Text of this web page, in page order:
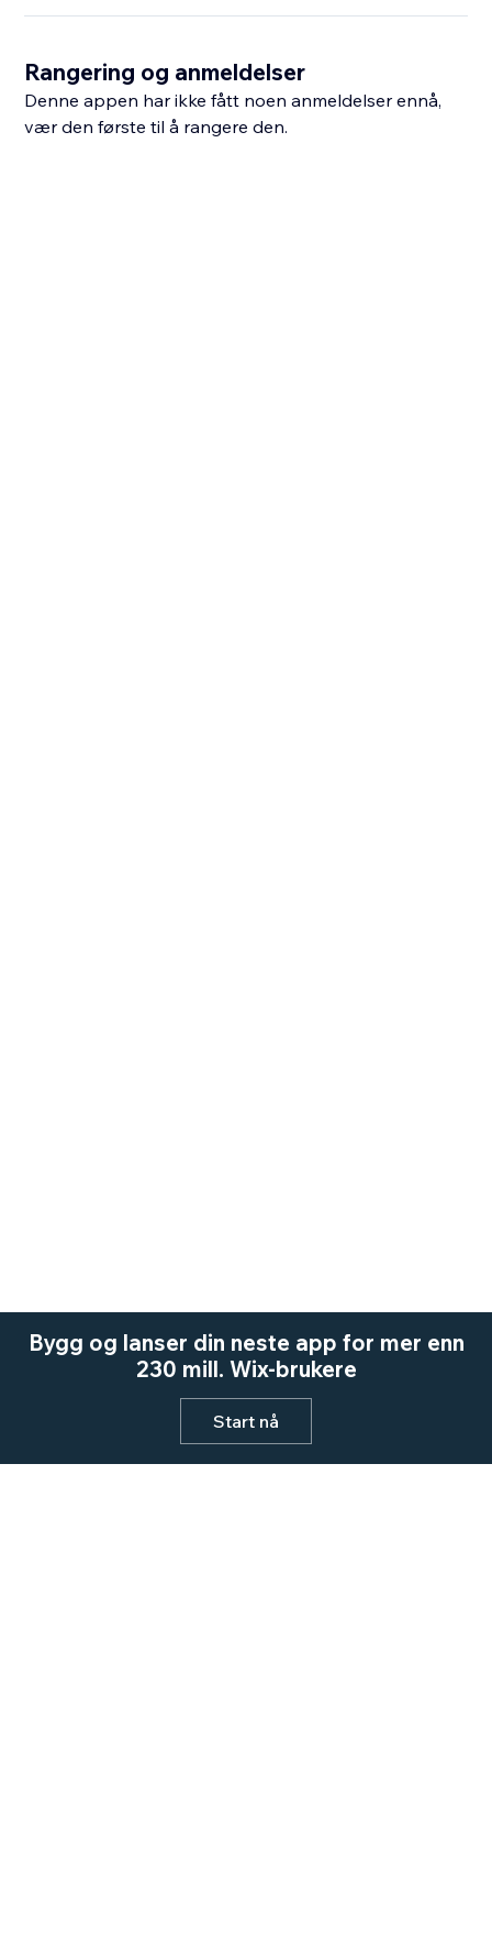
Rangering og anmeldelser
Denne appen har ikke fått noen anmeldelser ennå,
vær den første til å rangere den.
Bygg og lanser din neste app for mer enn
230 mill. Wix-brukere
Start nå